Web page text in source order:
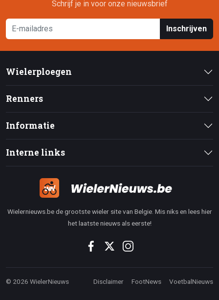
Schrijf je in voor onze nieuwsbrief
Inschrijven
Wielerploegen
Renners
Informatie
Interne links
Wielernieuws.be de grootste wieler site van Belgie. Mis niks en lees hier
het laatste nieuws als eerste!
© 2026 WielerNieuws Disclaimer FootNews VoetbalNieuws